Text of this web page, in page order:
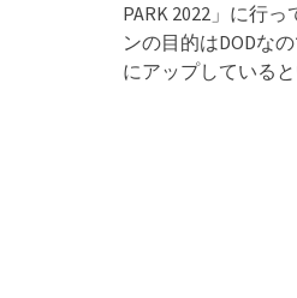
PARK 2022」に行
ンの目的はDODな
にアップしている